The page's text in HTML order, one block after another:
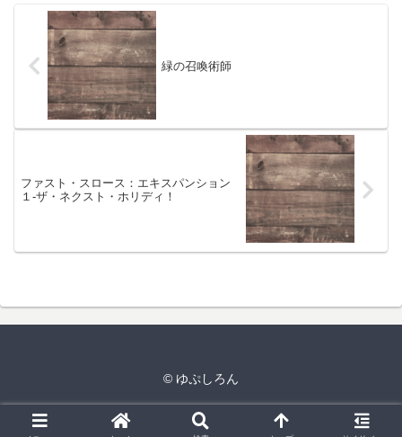
緑の召喚術師
ファスト・スロース：エキスパンション
１-ザ・ネクスト・ホリディ！
© ゆぷしろん